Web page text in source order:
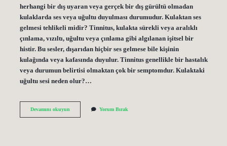
herhangi bir dış uyaran veya gerçek bir dış gürültü olmadan
kulaklarda ses veya uğultu duyulması durumudur. Kulaktan ses
gelmesi tehlikeli midir? Tinnitus, kulakta sürekli veya aralıklı
çınlama, vızıltı, uğultu veya çınlama gibi algılanan işitsel bir
histir. Bu sesler, dışarıdan hiçbir ses gelmese bile kişinin
kulağında veya kafasında duyulur. Tinnitus genellikle bir hastalık
veya durumun belirtisi olmaktan çok bir semptomdur. Kulaktaki
uğultu sesi neden olur?…
Devamını okuyunKulaktan
Yorum Bırak